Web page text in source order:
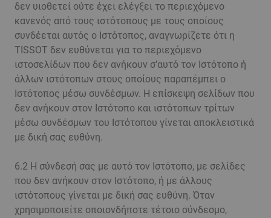
δεν υιοθετεί ούτε έχει ελέγξει το περιεχόμενο
κανενός από τους ιστότοπους με τους οποίους
συνδέεται αυτός ο Ιστότοπος, αναγνωρίζετε ότι η
TISSOT δεν ευθύνεται για το περιεχόμενο
ιστοσελίδων που δεν ανήκουν σ’αυτό τον Ιστότοπο ή
άλλων ιστότοπων στους οποίους παραπέμπει ο
Ιστότοπος μέσω συνδέσμων. Η επίσκεψη σελίδων που
δεν ανήκουν στον Ιστότοπο και ιστότοπων τρίτων
μέσω συνδέσμων του Ιστότοπου γίνεται αποκλειστικά
με δική σας ευθύνη.
6.2 Η σύνδεσή σας με αυτό τον Ιστότοπο, με σελίδες
που δεν ανήκουν στον Ιστότοπο, ή με άλλους
ιστότοπους γίνεται με δική σας ευθύνη. Όταν
χρησιμοποιείτε οποιονδήποτε τέτοιο σύνδεσμο,